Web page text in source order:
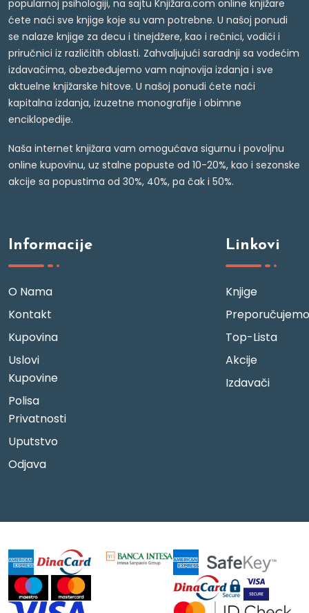
popularnoj psihologiji, na sajtu Knjižara.com online knjižare
ćete naći sve knjige koje su vam potrebne. U našoj ponudi
se nalaze knjige za decu i tinejdžere, kao i rečnici, vodiči i
priručnici iz različitih oblasti. Zahvaljujući saradnji sa vodećim
izdavačima, obezbeđujemo vam najnovija izdanja i sve
aktuelne knjižarske hitove. U našoj ponudi ćete naći
kapitalna izdanja, izuzetne monografije i obimne
enciklopedije.
Naša internet knjižara vam omogućava sigurnu i povoljnu
online kupovinu, uz stalne popuste od 10-20%, kao i sezonske
akcije sa popustima od 30%, 40%, pa čak i 50%.
Informacije
O Nama
Kontakt
Kupovina
Uslovi
Kupovine
Polisa
Privatnosti
Uputstvo
Odjava
Linkovi
Knjige
Preporučujemo
Top-Lista
Akcije
Izdavači